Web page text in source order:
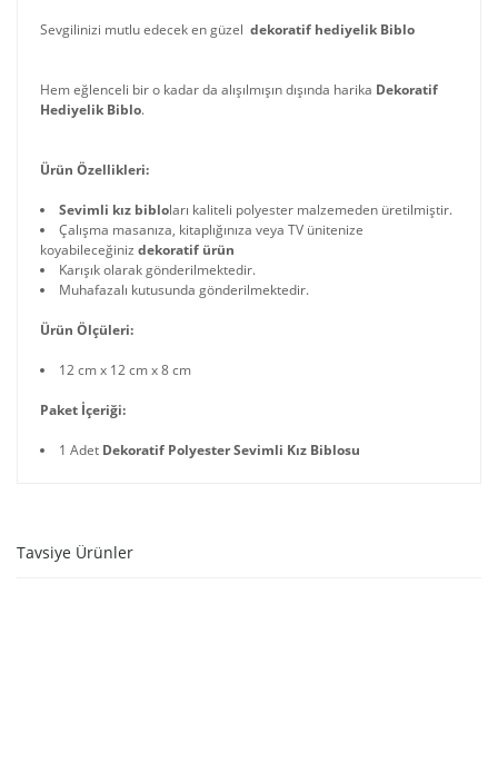
Sevgilinizi mutlu edecek en güzel dekoratif hediyelik Biblo
Hem eğlenceli bir o kadar da alışılmışın dışında harika Dekoratif
Hediyelik Biblo.
Ürün Özellikleri:
Sevimli kız bibloları kaliteli polyester malzemeden üretilmiştir.
Çalışma masanıza, kitaplığınıza veya TV ünitenize
koyabileceğiniz dekoratif ürün
Karışık olarak gönderilmektedir.
Muhafazalı kutusunda gönderilmektedir.
Ürün Ölçüleri:
12 cm x 12 cm x 8 cm
Paket İçeriği:
1 Adet Dekoratif Polyester Sevimli Kız Biblosu
Tavsiye Ürünler